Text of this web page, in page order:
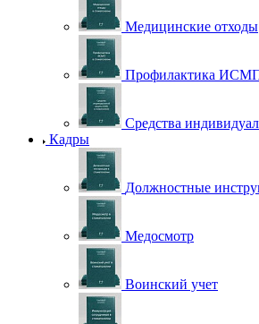
Медицинские отходы
Профилактика
Средства
Кадры
Должностные
Медосмотр
Воинский учет